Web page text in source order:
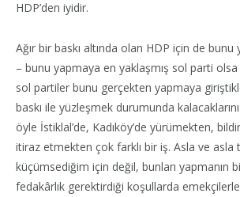
HDP’den iyidir.
Ağır bir baskı altında olan HDP için de
– bunu yapmaya en yaklaşmış sol parti
sol partiler bunu gerçekten yapmaya
baskı ile yüzleşmek durumunda
öyle İstiklal’de, Kadıköy’de yürümekten,
itiraz etmekten çok farklı bir iş. Asla ve asla
küçümsediğim için değil, bunları yapmanın
fedakârlık gerektirdiği koşullarda